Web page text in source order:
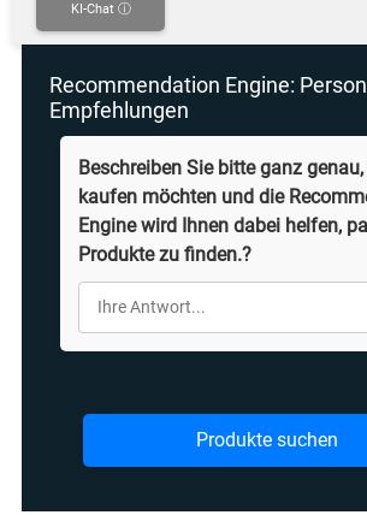
KI-Chat ⓘ
Recommendation Engine:
Empfehlungen
Beschreiben Sie bitte ganz
kaufen möchten und die
Engine wird Ihnen dabei helfen,
Produkte zu finden.?
Produkte suchen